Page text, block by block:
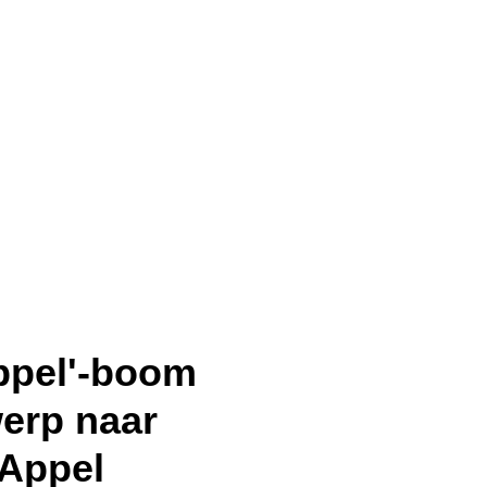
boom
naar